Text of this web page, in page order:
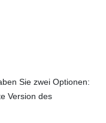
Sie zwei Optionen:
Version des